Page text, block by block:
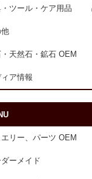
ツール・ケア用品
他
天然石・鉱石 OEM
ィア情報
エリー、パーツ OEM
ーメイド